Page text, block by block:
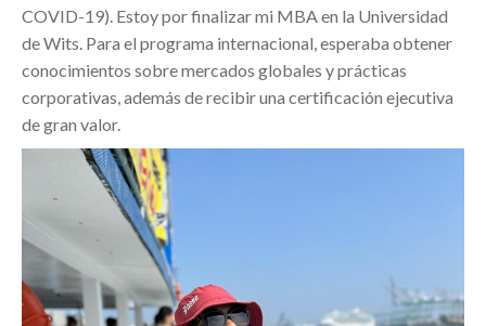
COVID-19). Estoy por finalizar mi MBA en la Universidad
de Wits. Para el programa internacional, esperaba obtener
conocimientos sobre mercados globales y prácticas
corporativas, además de recibir una certificación ejecutiva
de gran valor.